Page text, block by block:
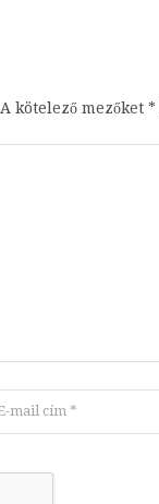
A kötelező mezőket *